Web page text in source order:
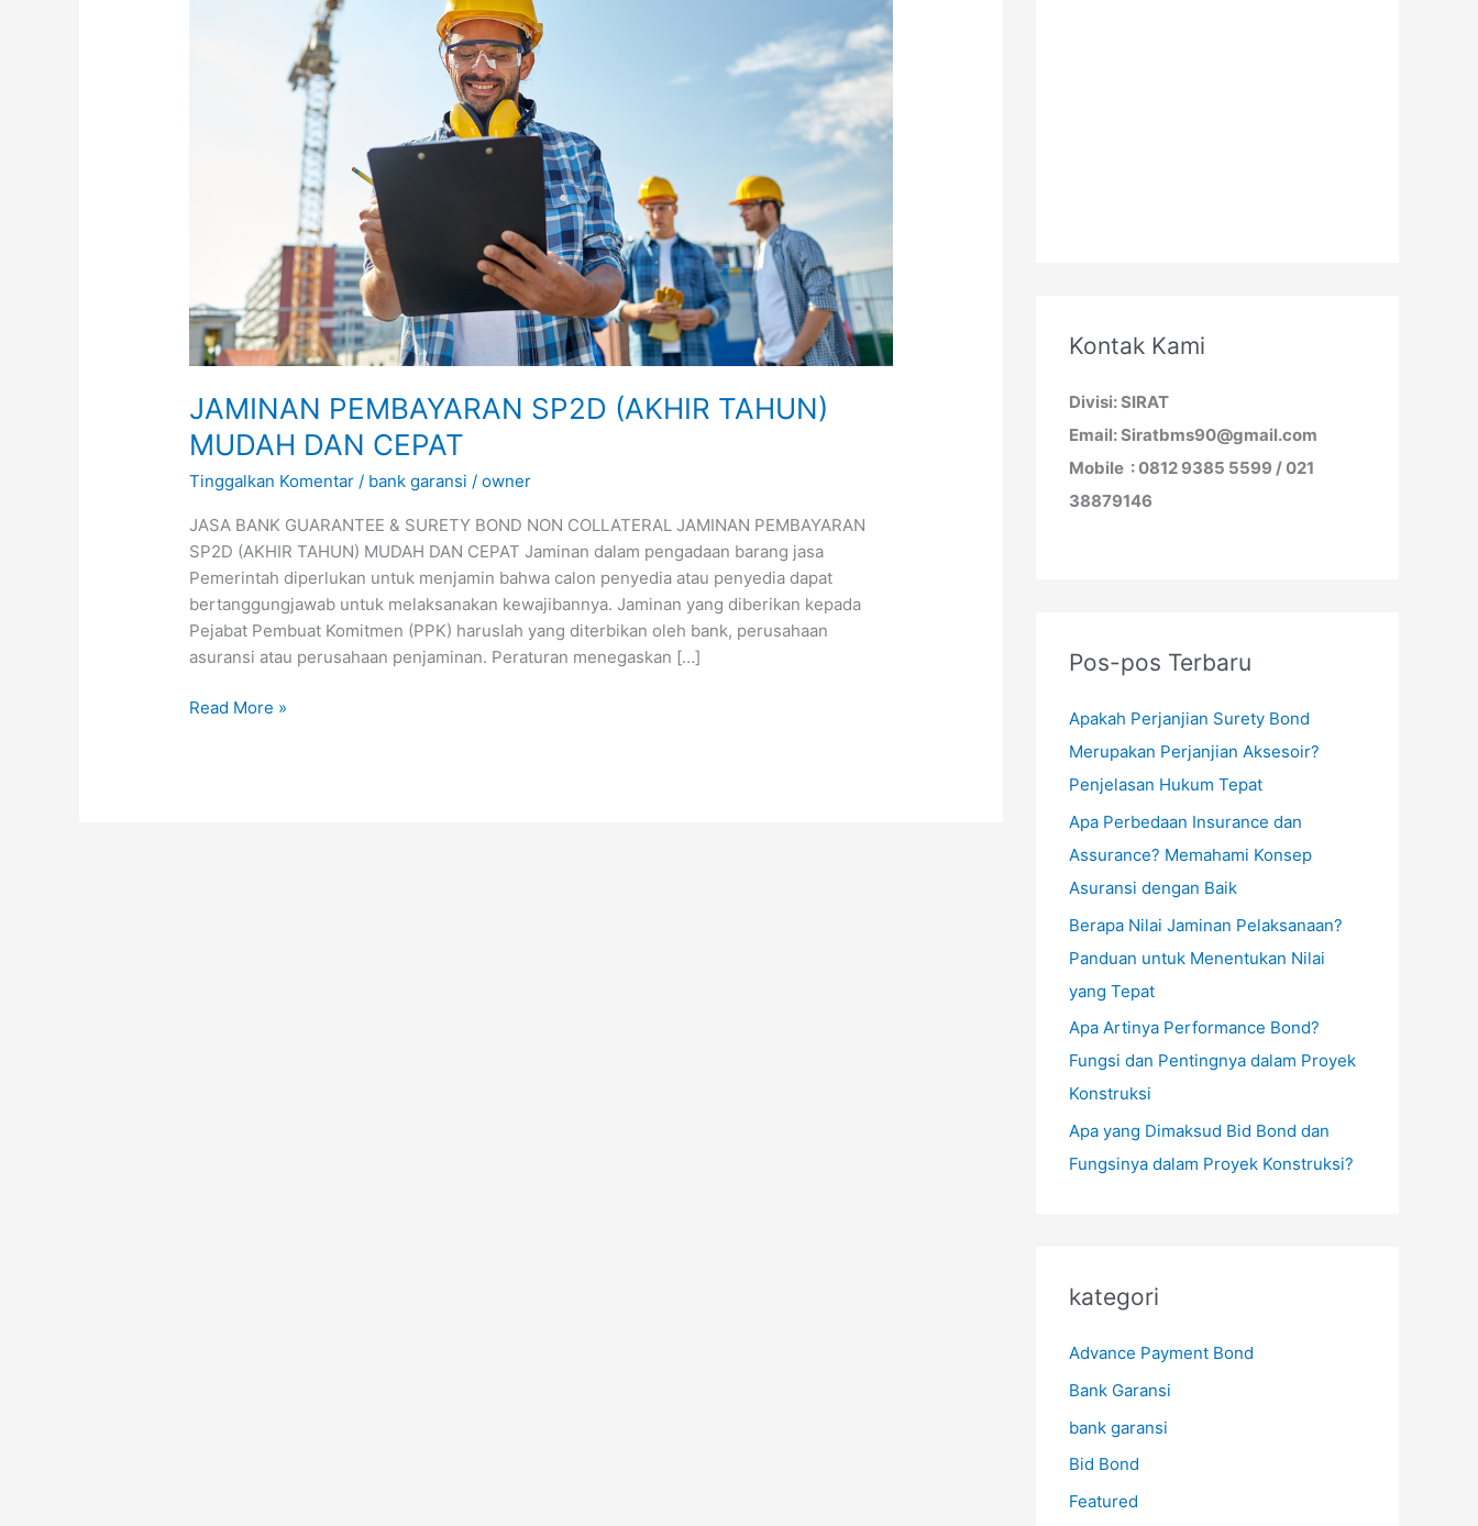
JAMINAN PEMBAYARAN SP2D (AKHIR TAHUN)
MUDAH DAN CEPAT
Tinggalkan Komentar / bank garansi /owner
JASA BANK GUARANTEE & SURETY BOND NON COLLATERAL JAMINAN PEMBAYARAN
SP2D (AKHIR TAHUN) MUDAH DAN CEPAT Jaminan dalam pengadaan barang jasa
Pemerintah diperlukan untuk menjamin bahwa calon penyedia atau penyedia dapat
bertanggungjawab untuk melaksanakan kewajibannya. Jaminan yang diberikan kepada
Pejabat Pembuat Komitmen (PPK) haruslah yang diterbikan oleh bank, perusahaan
asuransi atau perusahaan penjaminan. Peraturan menegaskan […]
Read More »
Kontak Kami
Divisi: SIRAT
Email: Siratbms90@gmail.com
Mobile : 0812 9385 5599 / 021
38879146
Pos-pos Terbaru
Apakah Perjanjian Surety Bond
Merupakan Perjanjian Aksesoir?
Penjelasan Hukum Tepat
Apa Perbedaan Insurance dan
Assurance? Memahami Konsep
Asuransi dengan Baik
Berapa Nilai Jaminan Pelaksanaan?
Panduan untuk Menentukan Nilai
yang Tepat
Apa Artinya Performance Bond?
Fungsi dan Pentingnya dalam Proyek
Konstruksi
Apa yang Dimaksud Bid Bond dan
Fungsinya dalam Proyek Konstruksi?
kategori
Advance Payment Bond
Bank Garansi
bank garansi
Bid Bond
Featured